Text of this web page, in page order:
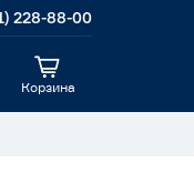
228-88-00
Корзина